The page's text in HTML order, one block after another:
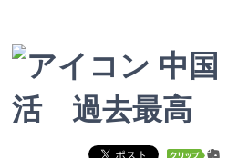
中国
活 過去最高